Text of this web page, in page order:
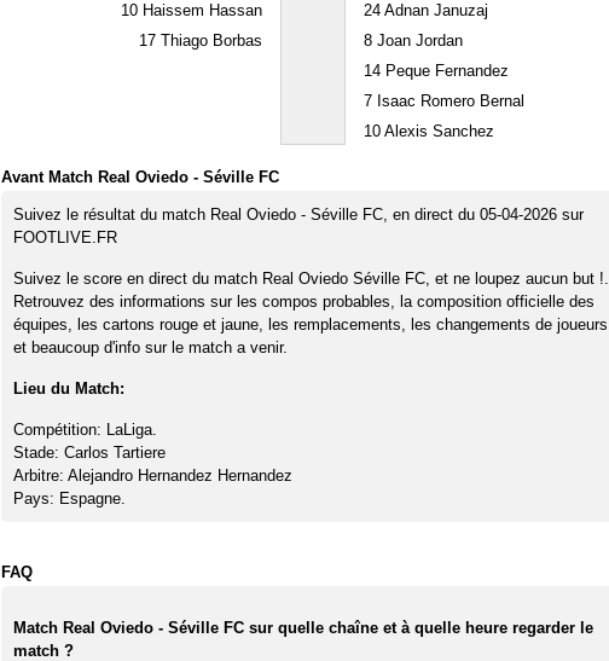
10Haissem Hassan
17Thiago Borbas
24Adnan Januzaj
8Joan Jordan
14Peque Fernandez
7Isaac Romero Bernal
10Alexis Sanchez
Avant Match Real Oviedo - Séville FC
Suivez le résultat du match Real Oviedo - Séville FC, en direct du 05-04-2026 sur
FOOTLIVE.FR
Suivez le score en direct du match Real Oviedo Séville FC, et ne loupez aucun but !.
Retrouvez des informations sur les compos probables, la composition officielle des
équipes, les cartons rouge et jaune, les remplacements, les changements de joueurs
et beaucoup d'info sur le match a venir.
Lieu du Match:
Compétition: LaLiga.
Stade: Carlos Tartiere
Arbitre: Alejandro Hernandez Hernandez
Pays: Espagne.
FAQ
Match Real Oviedo - Séville FC sur quelle chaîne et à quelle heure regarder le
match ?